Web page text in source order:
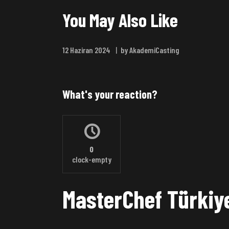
You May Also Like
12 Haziran 2024 by AkademiCasting
What's your reaction?
0
clock-empty
MasterChef